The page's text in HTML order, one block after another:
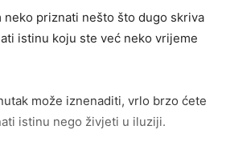
neko priznati nešto što dugo skriva
istinu koju ste već neko vrijeme
može iznenaditi, vrlo brzo ćete
istinu nego živjeti u iluziji.